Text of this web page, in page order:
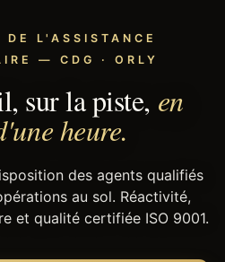
DE L'ASSISTANCE
— CDG · ORLY
sur la piste, en
heure.
des agents qualifiés
au sol. Réactivité,
et qualité certifiée ISO 9001.